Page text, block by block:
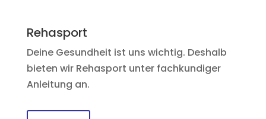
Rehasport
Deine Gesundheit ist uns wichtig. Deshalb
bieten wir Rehasport unter fachkundiger
Anleitung an.